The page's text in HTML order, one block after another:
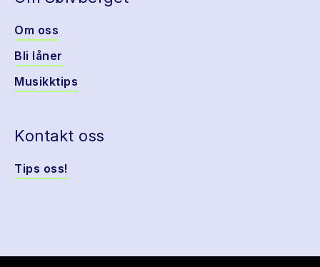
Om oss
Bli låner
Musikktips
Kontakt oss
Tips oss!